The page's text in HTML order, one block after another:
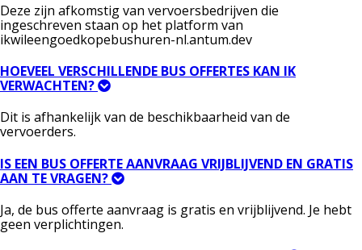
Deze zijn afkomstig van vervoersbedrijven die
ingeschreven staan op het platform van
ikwileengoedkopebushuren-nl.antum.dev
HOEVEEL VERSCHILLENDE BUS OFFERTES KAN IK
VERWACHTEN?
Dit is afhankelijk van de beschikbaarheid van de
vervoerders.
IS EEN BUS OFFERTE AANVRAAG VRIJBLIJVEND EN GRATIS
AAN TE VRAGEN?
Ja, de bus offerte aanvraag is gratis en vrijblijvend. Je hebt
geen verplichtingen.